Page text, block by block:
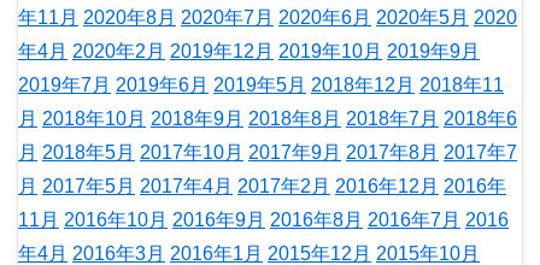
年11月 2020年8月 2020年7月 2020年6月 2020年5月 2020
年4月 2020年2月 2019年12月 2019年10月 2019年9月
2019年7月 2019年6月 2019年5月 2018年12月 2018年11
月 2018年10月 2018年9月 2018年8月 2018年7月 2018年6
月 2018年5月 2017年10月 2017年9月 2017年8月 2017年7
月 2017年5月 2017年4月 2017年2月 2016年12月 2016年
11月 2016年10月 2016年9月 2016年8月 2016年7月 2016
年4月 2016年3月 2016年1月 2015年12月 2015年10月